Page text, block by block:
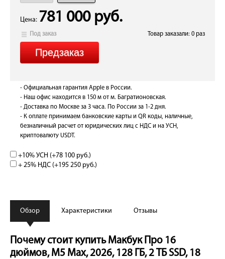
Цена: 781 000 руб.
Под заказ Товар заказали: 0 раз
- Официальная гарантия Apple в России.
- Наш офис находится в 150 м от м. Багратионовская.
- Доставка по Москве за 3 часа. По России за 1-2 дня.
- К оплате принимаем банковские карты и QR коды, наличные,
безналичный расчет от юридических лиц с НДС и на УСН,
криптовалюту USDT.
+10% УСН (+78 100 руб.)
+ 25% НДС (+195 250 руб.)
Обзор Характеристики Отзывы
Почему стоит купить Макбук Про 16
дюймов, М5 Max, 2026, 128 ГБ, 2 ТБ SSD, 18